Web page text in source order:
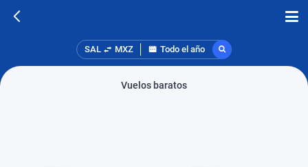
SAL MXZ Todo el año
Vuelos baratos